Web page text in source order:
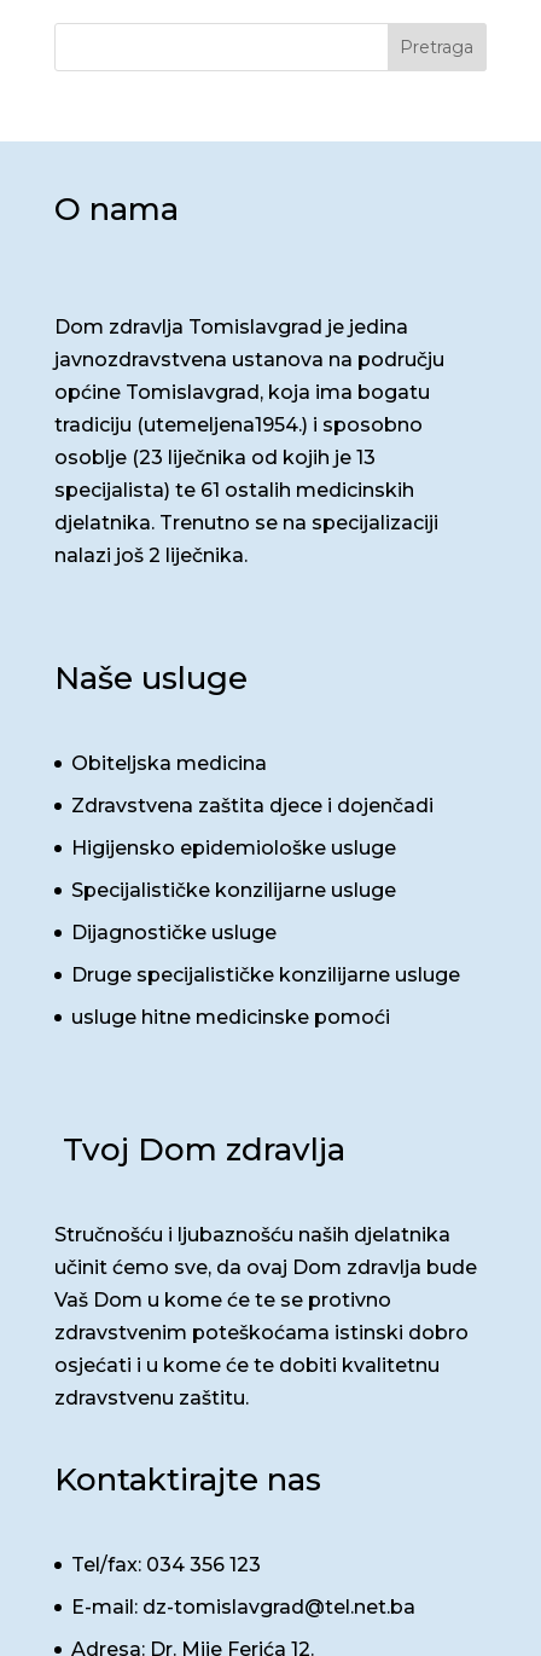
Pretraga
O nama
Dom zdravlja Tomislavgrad je jedina
javnozdravstvena ustanova na području
općine Tomislavgrad, koja ima bogatu
tradiciju (utemeljena1954.) i sposobno
osoblje (23 liječnika od kojih je 13
specijalista) te 61 ostalih medicinskih
djelatnika. Trenutno se na specijalizaciji
nalazi još 2 liječnika.
Naše usluge
Obiteljska medicina
Zdravstvena zaštita djece i dojenčadi
Higijensko epidemiološke usluge
Specijalističke konzilijarne usluge
Dijagnostičke usluge
Druge specijalističke konzilijarne usluge
usluge hitne medicinske pomoći
Tvoj Dom zdravlja
Stručnošću i ljubaznošću naših djelatnika
učinit ćemo sve, da ovaj Dom zdravlja bude
Vaš Dom u kome će te se protivno
zdravstvenim poteškoćama istinski dobro
osjećati i u kome će te dobiti kvalitetnu
zdravstvenu zaštitu.
Kontaktirajte nas
Tel/fax: 034 356 123
E-mail: dz-tomislavgrad@tel.net.ba
Adresa: Dr. Mije Ferića 12.